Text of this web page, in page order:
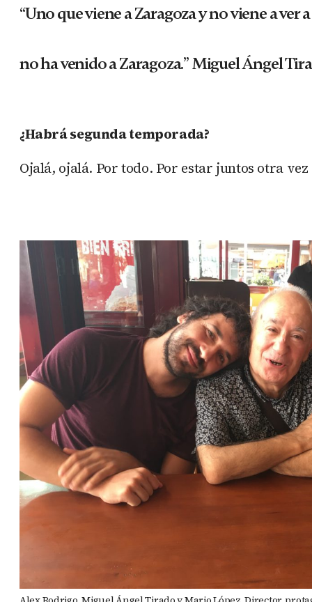
“Uno que viene a Zaragoza y no viene a ver
no ha venido a Zaragoza.” Miguel Ángel
¿Habrá segunda temporada?
Ojalá, ojalá. Por todo. Por estar juntos otra